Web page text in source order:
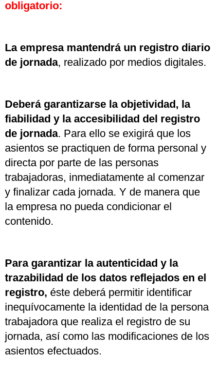
obligatorio:
La empresa mantendrá un registro diario
de jornada, realizado por medios digitales.
Deberá garantizarse la objetividad, la
fiabilidad y la accesibilidad del registro
de jornada. Para ello se exigirá que los
asientos se practiquen de forma personal y
directa por parte de las personas
trabajadoras, inmediatamente al comenzar
y finalizar cada jornada. Y de manera que
la empresa no pueda condicionar el
contenido.
Para garantizar la autenticidad y la
trazabilidad de los datos reflejados en el
registro, éste deberá permitir identificar
inequívocamente la identidad de la persona
trabajadora que realiza el registro de su
jornada, así como las modificaciones de los
asientos efectuados.